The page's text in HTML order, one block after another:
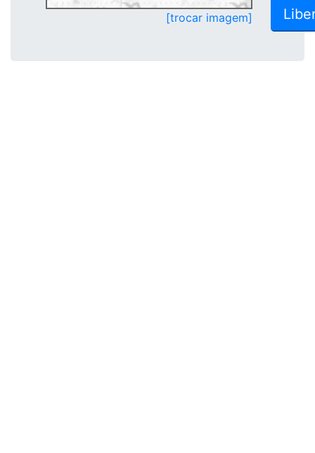
[trocar imagem]